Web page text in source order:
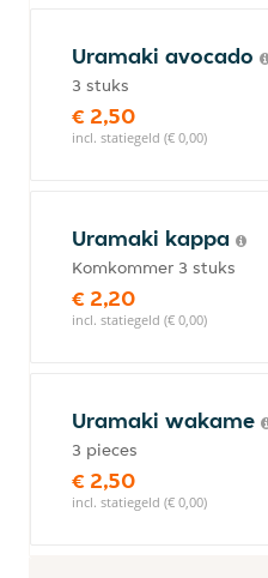
Uramaki avocado
3 stuks
€ 2,50
incl. statiegeld (€ 0,00)
Uramaki kappa
Komkommer 3 stuks
€ 2,20
incl. statiegeld (€ 0,00)
Uramaki wakame
3 pieces
€ 2,50
incl. statiegeld (€ 0,00)